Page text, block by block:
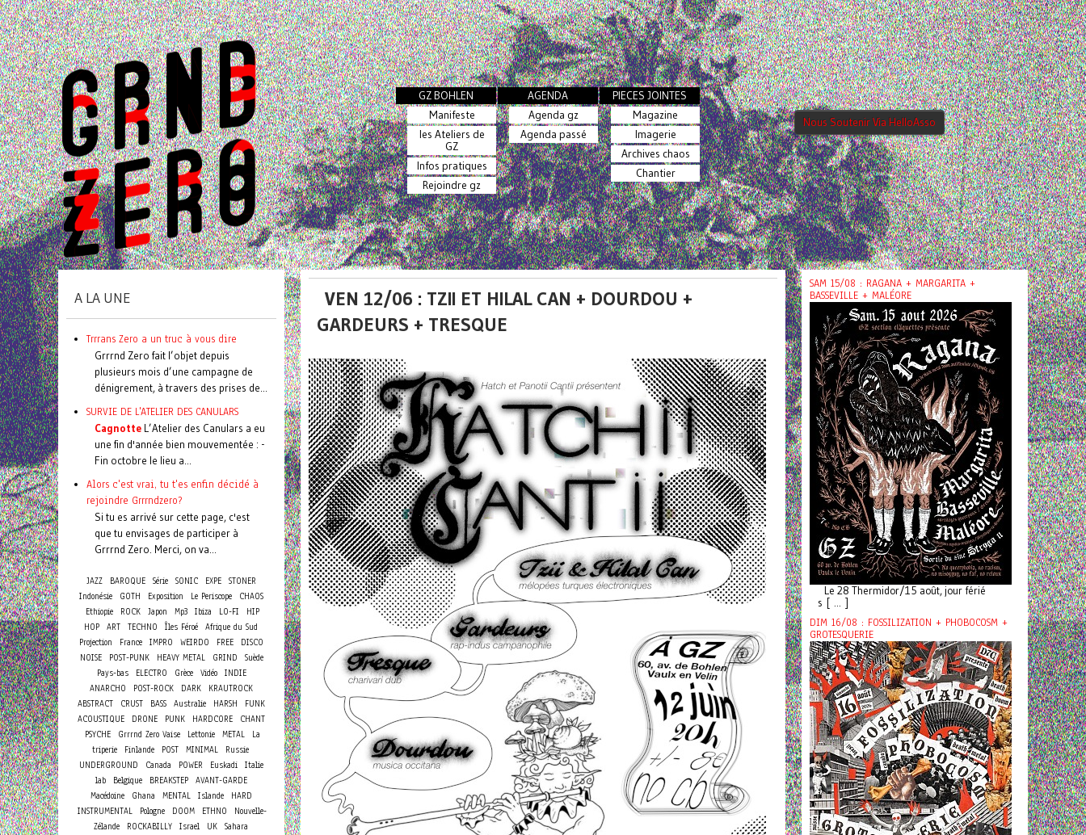
GZ BOHLEN
Manifeste
les Ateliers de
GZ
Infos pratiques
Rejoindre gz
AGENDA
Agenda gz
Agenda passé
PIECES JOINTES
Magazine
Imagerie
Archives chaos
Chantier
Nous Soutenir Via HelloAsso
VEN 12/06 : TZII ET HILAL CAN + DOURDOU +
GARDEURS + TRESQUE
A LA UNE
Trrrans Zero a un truc à vous dire
Grrrnd Zero fait l’objet depuis
plusieurs mois d’une campagne de
dénigrement, à travers des prises de...
SURVIE DE L'ATELIER DES CANULARS
Cagnotte L’Atelier des Canulars a eu
une fin d'année bien mouvementée : -
Fin octobre le lieu a...
Alors c'est vrai, tu t'es enfin décidé à
rejoindre Grrrndzero?
Si tu es arrivé sur cette page, c'est
que tu envisages de participer à
Grrrnd Zero. Merci, on va...
JAZZ BAROQUE Série SONIC EXPE STONER
Indonésie
GOTH Exposition Le Periscope
CHAOS
Ethiopie
ROCK Japon Mp3 Ibiza LO-FI
HIP
HOP
ART TECHNO Îles Féroé
Afrique du Sud
Projection
France IMPRO WEIRDO FREE
DISCO
NOISE
POST-PUNK HEAVY METAL GRIND
Suède
Pays-bas
ELECTRO Grèce Vidéo
INDIE
ANARCHO
POST-ROCK DARK
KRAUTROCK
ABSTRACT
CRUST BASS Australie HARSH
FUNK
ACOUSTIQUE
DRONE PUNK HARDCORE
CHANT
PSYCHE
Grrrnd Zero Vaise Lettonie METAL
La
triperie
Finlande POST MINIMAL
Russie
UNDERGROUND
Canada POWER Euskadi Italie
lab
Belgique BREAKSTEP AVANT-GARDE
Macédoine
Ghana MENTAL Islande
HARD
INSTRUMENTAL
Pologne DOOM ETHNO
Nouvelle-
Zélande
ROCKABILLY Israel UK
Sahara
SAM 15/08 : RAGANA + MARGARITA +
BASSEVILLE + MALÉORE
Le 28 Thermidor/15 août, jour férié
s [ ... ]
DIM 16/08 : FOSSILIZATION + PHOBOCOSM +
GROTESQUERIE